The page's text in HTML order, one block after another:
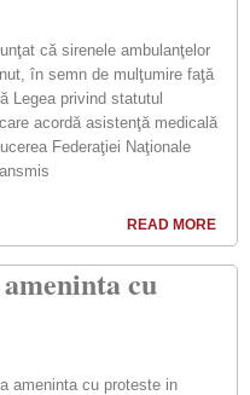
că sirenele ambulanţelor
în semn de mulţumire faţă
Legea privind statutul
acordă asistenţă medicală
Federaţiei Naţionale
READ MORE
cu
ameninta cu proteste in